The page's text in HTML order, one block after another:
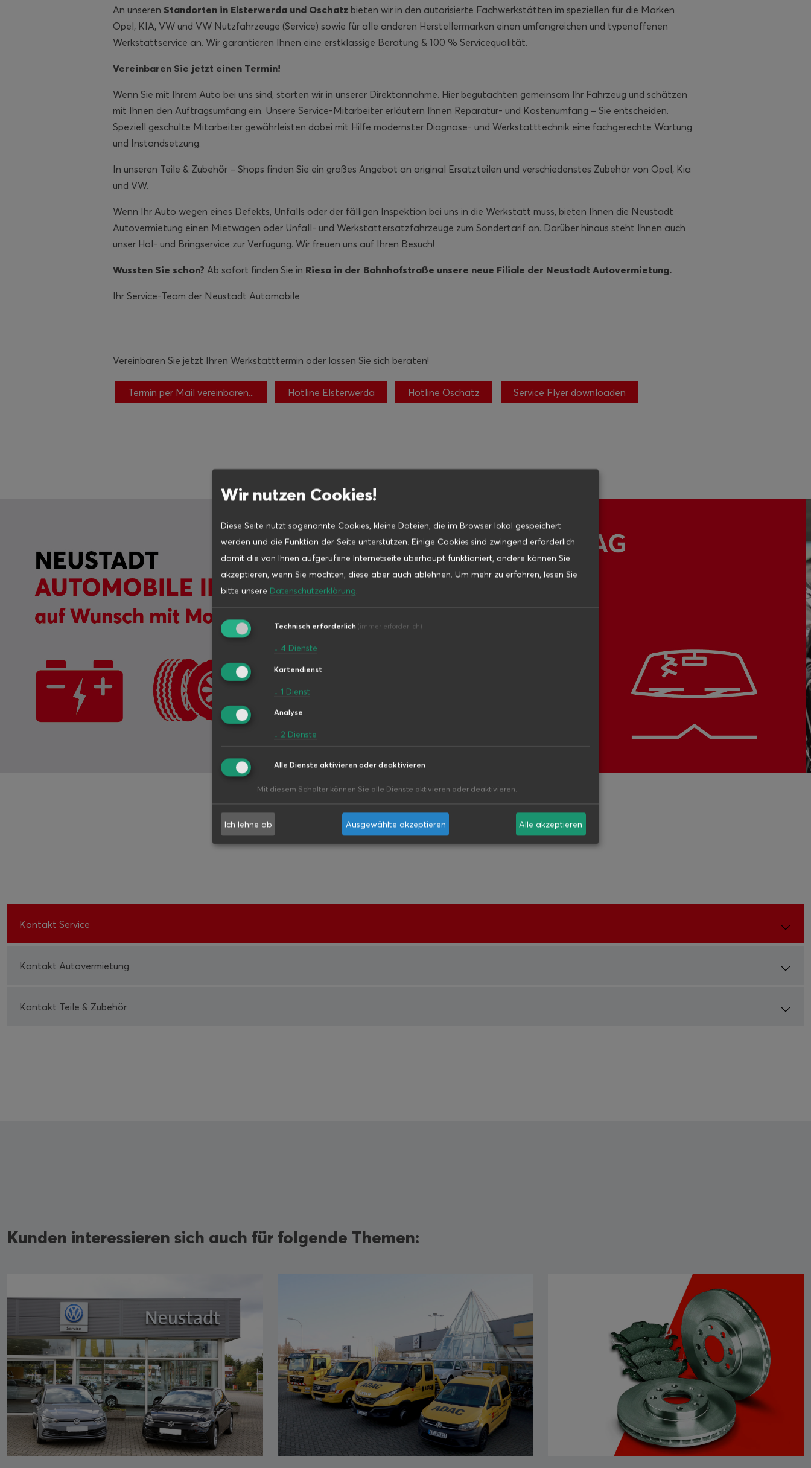
An unseren Standorten in Elsterwerda und Oschatz bieten wir in den autorisierte Fachwerkstätten im speziellen für die Marken
Opel, KIA, VW und VW Nutzfahrzeuge (Service) sowie für alle anderen Herstellermarken einen umfangreichen und typenoffenen
Werkstattservice an. Wir garantieren Ihnen eine erstklassige Beratung & 100 % Servicequalität.
Vereinbaren Sie jetzt einen Termin!
Wenn Sie mit Ihrem Auto bei uns sind, starten wir in unserer Direktannahme. Hier begutachten gemeinsam Ihr Fahrzeug und schätzen
mit Ihnen den Auftragsumfang ein. Unsere Service-Mitarbeiter erläutern Ihnen Reparatur- und Kostenumfang – Sie entscheiden.
Speziell geschulte Mitarbeiter gewährleisten dabei mit Hilfe modernster Diagnose- und Werkstatttechnik eine fachgerechte Wartung
und Instandsetzung.
In unseren Teile & Zubehör – Shops finden Sie ein großes Angebot an original Ersatzteilen und verschiedenstes Zubehör von Opel, Kia
und VW.
Wenn Ihr Auto wegen eines Defekts, Unfalls oder der fälligen Inspektion bei uns in die Werkstatt muss, bieten Ihnen die Neustadt
Autovermietung einen Mietwagen oder Unfall- und Werkstattersatzfahrzeuge zum Sondertarif an. Darüber hinaus steht Ihnen auch
unser Hol- und Bringservice zur Verfügung. Wir freuen uns auf Ihren Besuch!
Wussten Sie schon? Ab sofort finden Sie in Riesa in der Bahnhofstraße unsere neue Filiale der Neustadt Autovermietung.
Ihr Service-Team der Neustadt Automobile
Vereinbaren Sie jetzt Ihren Werkstatttermin oder lassen Sie sich beraten!
Termin per Mail vereinbaren... Hotline Elsterwerda Hotline Oschatz Service Flyer downloaden
Kontakt Service
Kontakt Autovermietung
Kontakt Teile & Zubehör
Kunden interessieren sich auch für folgende Themen:
Wir nutzen Cookies!
Diese Seite nutzt sogenannte Cookies, kleine Dateien, die im Browser lokal gespeichert
werden und die Funktion der Seite unterstützen. Einige Cookies sind zwingend erforderlich
damit die von Ihnen aufgerufene Internetseite überhaupt funktioniert, andere können Sie
akzeptieren, wenn Sie möchten, diese aber auch ablehnen. Um mehr zu erfahren, lesen Sie
bitte unsere Datenschutzerklärung.
Technisch erforderlich (immer erforderlich)
↓ 4 Dienste
Kartendienst
↓ 1 Dienst
Analyse
↓ 2 Dienste
Alle Dienste aktivieren oder deaktivieren
Mit diesem Schalter können Sie alle Dienste aktivieren oder deaktivieren.
Ich lehne ab Ausgewählte akzeptieren Alle akzeptieren